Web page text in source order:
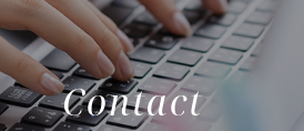
Contact